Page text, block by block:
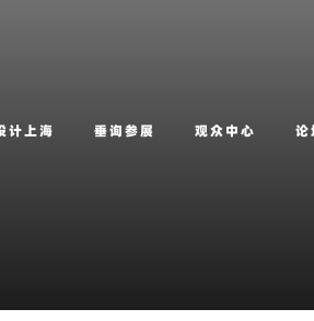
计上海 垂询参展 观众中心 论